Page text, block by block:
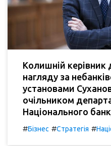
Колишній керівник
нагляду за
установами
очільником
Національного
#Бізнес #Стратегія #